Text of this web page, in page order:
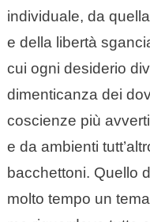
individuale, da
e della libertà
cui ogni desiderio
dimenticanza dei
coscienze più
e da ambienti
bacchettoni. Quello
molto tempo un